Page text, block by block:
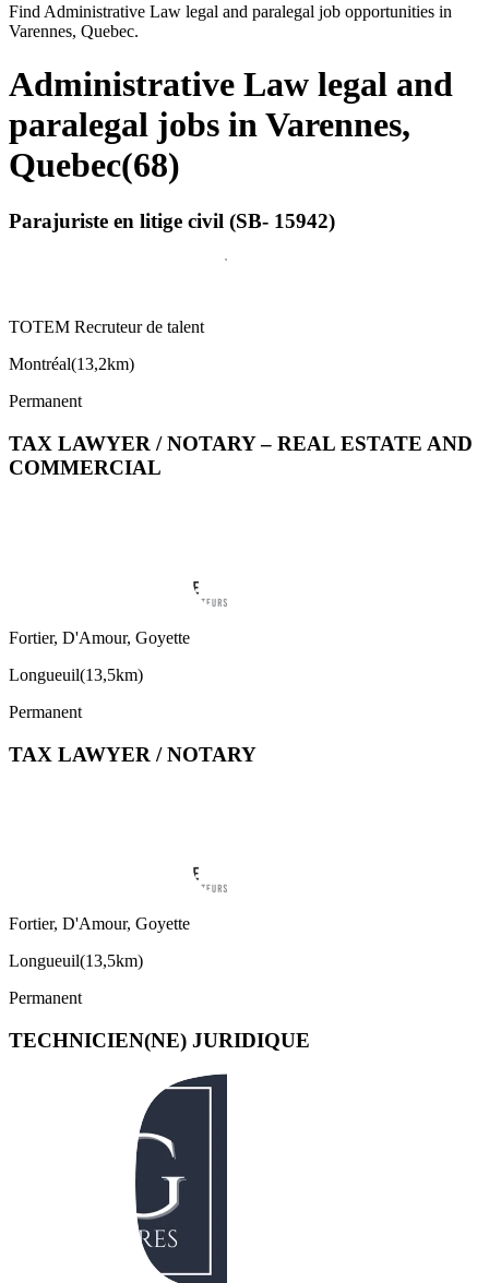
Find Administrative Law legal and paralegal job opportunities in
Varennes, Quebec.
Administrative Law legal and
paralegal jobs in Varennes,
Quebec(68)
Parajuriste en litige civil (SB- 15942)
TOTEM Recruteur de talent
Montréal(13,2km)
Permanent
TAX LAWYER / NOTARY – REAL ESTATE AND
COMMERCIAL
Fortier, D'Amour, Goyette
Longueuil(13,5km)
Permanent
TAX LAWYER / NOTARY
Fortier, D'Amour, Goyette
Longueuil(13,5km)
Permanent
TECHNICIEN(NE) JURIDIQUE